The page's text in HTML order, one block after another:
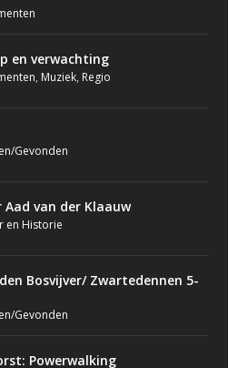
en verwachting
, Muziek, Regio
Gevonden
van der Klaauw
en Historie
Bosvijver/ Zwartedennen 5-
Gevonden
Powerwalking